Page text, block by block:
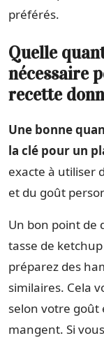
préférés.
Quelle
nécessaire
recette
Une bonne
la clé pour un
exacte à utiliser
et du goût
Un bon point de
tasse de
préparez des
similaires. Cela
selon votre goût
mangent. Si